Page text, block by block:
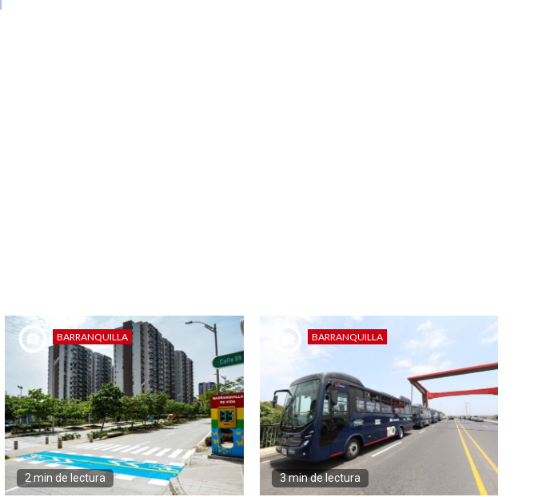
BARRANQUILLA
2 min de lectura
BARRANQUILLA
3 min de lectura